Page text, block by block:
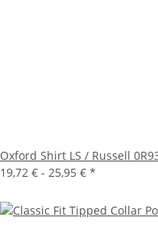
Oxford Shirt LS / Russell
19,72 € - 25,95 € *